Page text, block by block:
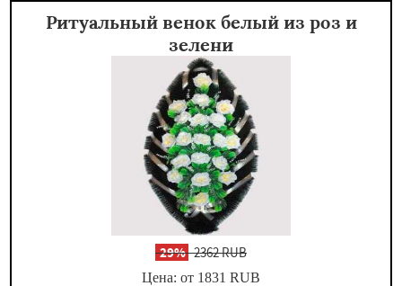
Ритуальный венок белый из роз и
зелени
-29%2362 RUB
Цена: от 1831 RUB